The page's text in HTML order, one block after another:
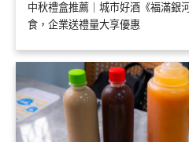
中秋禮盒推薦｜城市好酒《福滿銀
食，企業送禮量大享優惠